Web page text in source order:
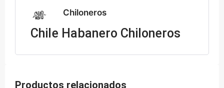
Chiloneros
Chile Habanero Chiloneros
Productos relacionados